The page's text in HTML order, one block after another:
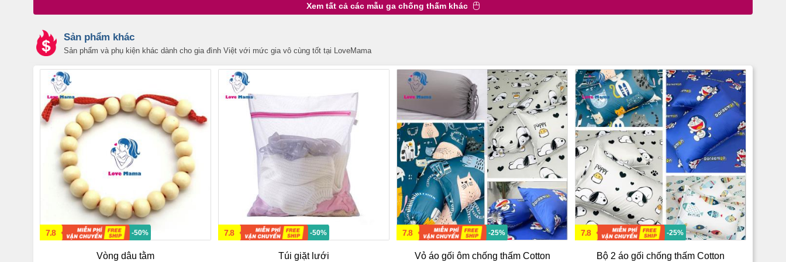
Xem tất cả các mẫu ga chống thấm khác
Sản phẩm khác
Sản phẩm và phụ kiện khác dành cho gia đình Việt với mức gia vô cùng tốt tại LoveMama
7.8 -50%
Vòng dâu tằm
7.8 -50%
Túi giặt lưới
7.8 -25%
Vỏ áo gối ôm chống thấm Cotton
7.8 -25%
Bộ 2 áo gối chống thấm Cotton